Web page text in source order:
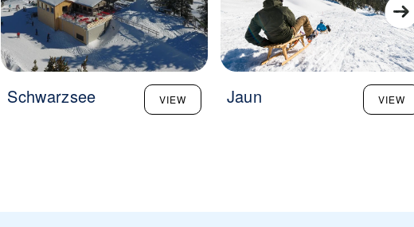
Schwarzsee VIEW Jaun VIEW